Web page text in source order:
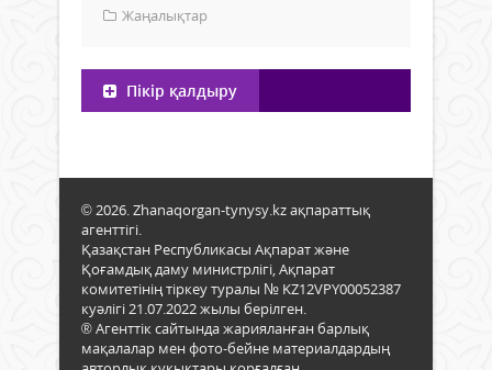
Жаңалықтар
Пікір қалдыру
© 2026. Zhanaqorgan-tynysy.kz ақпараттық
агенттігі.
Қазақстан Республикасы Ақпарат және
Қоғамдық даму министрлігі, Ақпарат
комитетінің тіркеу туралы № KZ12VPY00052387
куәлігі 21.07.2022 жылы берілген.
® Агенттік сайтында жарияланған барлық
мақалалар мен фото-бейне материалдардың